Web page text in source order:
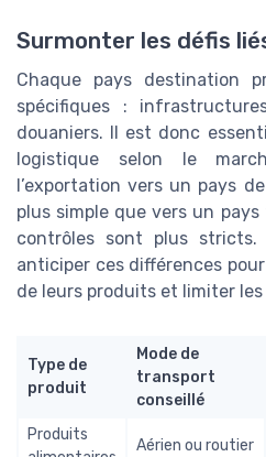
Surmonter les défis
Chaque pays destination
spécifiques :
douaniers. Il est donc
logistique selon le
l’exportation vers un pays
plus simple que vers un
contrôles sont plus stricts.
anticiper ces différences
de leurs produits et limiter
Type de
produit
Mode de
transport
conseillé
Produits
Aérien ou routier